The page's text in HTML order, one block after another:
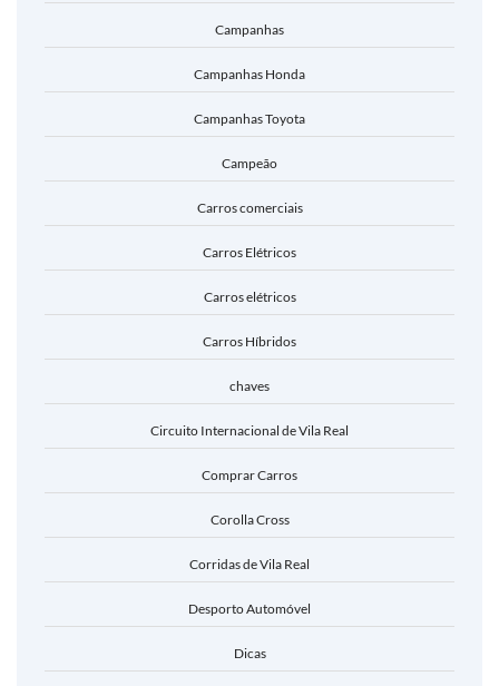
Campanhas
Campanhas Honda
Campanhas Toyota
Campeão
Carros comerciais
Carros Elétricos
Carros elétricos
Carros Híbridos
chaves
Circuito Internacional de Vila Real
Comprar Carros
Corolla Cross
Corridas de Vila Real
Desporto Automóvel
Dicas